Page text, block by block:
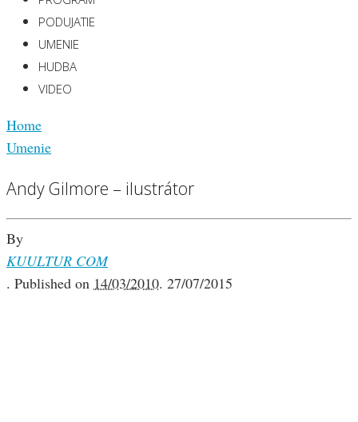
PODUJATIE
UMENIE
HUDBA
VIDEO
Home
Umenie
Andy Gilmore – ilustrátor
By
KUULTUR COM
. Published on 14/03/2010. 27/07/2015